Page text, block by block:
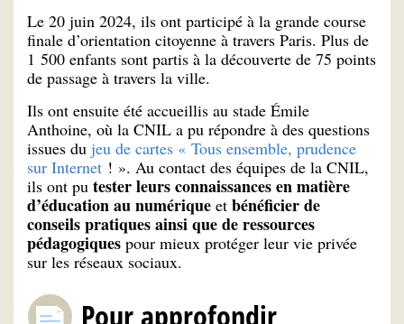
Le 20 juin 2024, ils ont participé à la grande course
finale d’orientation citoyenne à travers Paris. Plus de
1 500 enfants sont partis à la découverte de 75 points
de passage à travers la ville.
Ils ont ensuite été accueillis au stade Émile
Anthoine, où la CNIL a pu répondre à des questions
issues du jeu de cartes « Tous ensemble, prudence
sur Internet ! ». Au contact des équipes de la CNIL,
ils ont pu tester leurs connaissances en matière
d’éducation au numérique et bénéficier de
conseils pratiques ainsi que de ressources
pédagogiques pour mieux protéger leur vie privée
sur les réseaux sociaux.
Pour approfondir